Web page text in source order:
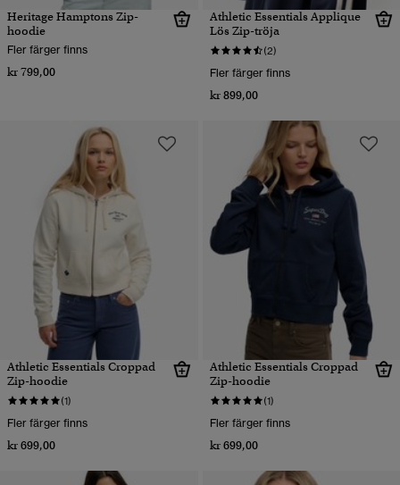
Heritage Hamptons Zip-
hoodie
Fler färger finns
kr 799,00
Athletic Essentials Applique
Lös Zip-tröja
(2)
Fler färger finns
kr 899,00
Athletic Essentials Croppad
Zip-hoodie
(1)
Fler färger finns
kr 699,00
Athletic Essentials Croppad
Zip-hoodie
(1)
Fler färger finns
kr 699,00